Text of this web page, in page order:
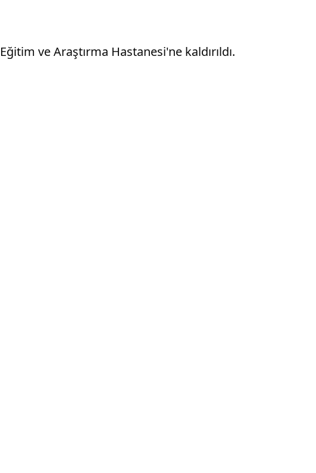
ve Araştırma Hastanesi'ne kaldırıldı.